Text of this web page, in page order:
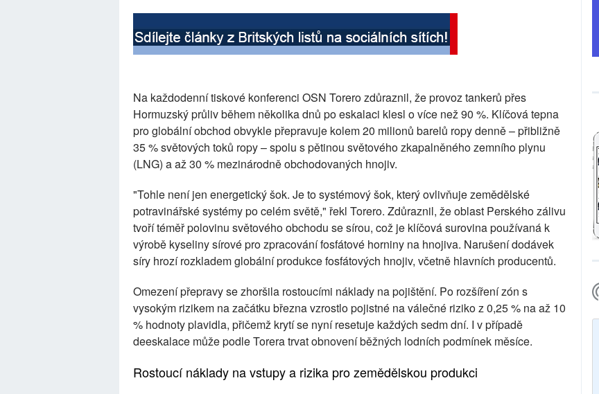
Na každodenní tiskové konferenci OSN Torero zdůraznil, že provoz tankerů přes
Hormuzský průliv během několika dnů po eskalaci klesl o více než 90 %. Klíčová tepna
pro globální obchod obvykle přepravuje kolem 20 milionů barelů ropy denně – přibližně
35 % světových toků ropy – spolu s pětinou světového zkapalněného zemního plynu
(LNG) a až 30 % mezinárodně obchodovaných hnojiv.
"Tohle není jen energetický šok. Je to systémový šok, který ovlivňuje zemědělské
potravinářské systémy po celém světě," řekl Torero. Zdůraznil, že oblast Perského zálivu
tvoří téměř polovinu světového obchodu se sírou, což je klíčová surovina používaná k
výrobě kyseliny sírové pro zpracování fosfátové horniny na hnojiva. Narušení dodávek
síry hrozí rozkladem globální produkce fosfátových hnojiv, včetně hlavních producentů.
Omezení přepravy se zhoršila rostoucími náklady na pojištění. Po rozšíření zón s
vysokým rizikem na začátku března vzrostlo pojistné na válečné riziko z 0,25 % na až 10
% hodnoty plavidla, přičemž krytí se nyní resetuje každých sedm dní. I v případě
deeskalace může podle Torera trvat obnovení běžných lodních podmínek měsíce.
Rostoucí náklady na vstupy a rizika pro zemědělskou produkci